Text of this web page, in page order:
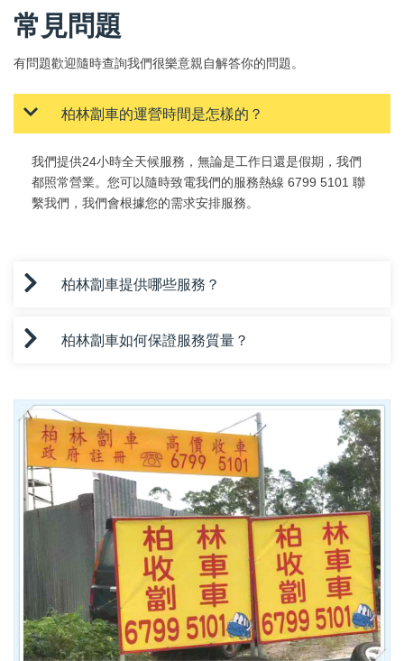
常見問題
有問題歡迎隨時查詢我們很樂意親自解答你的問題。
柏林劏車的運營時間是怎樣的？
我們提供24小時全天候服務，無論是工作日還是假期，我們
都照常營業。您可以隨時致電我們的服務熱線 6799 5101 聯
繫我們，我們會根據您的需求安排服務。
柏林劏車提供哪些服務？
柏林劏車如何保證服務質量？